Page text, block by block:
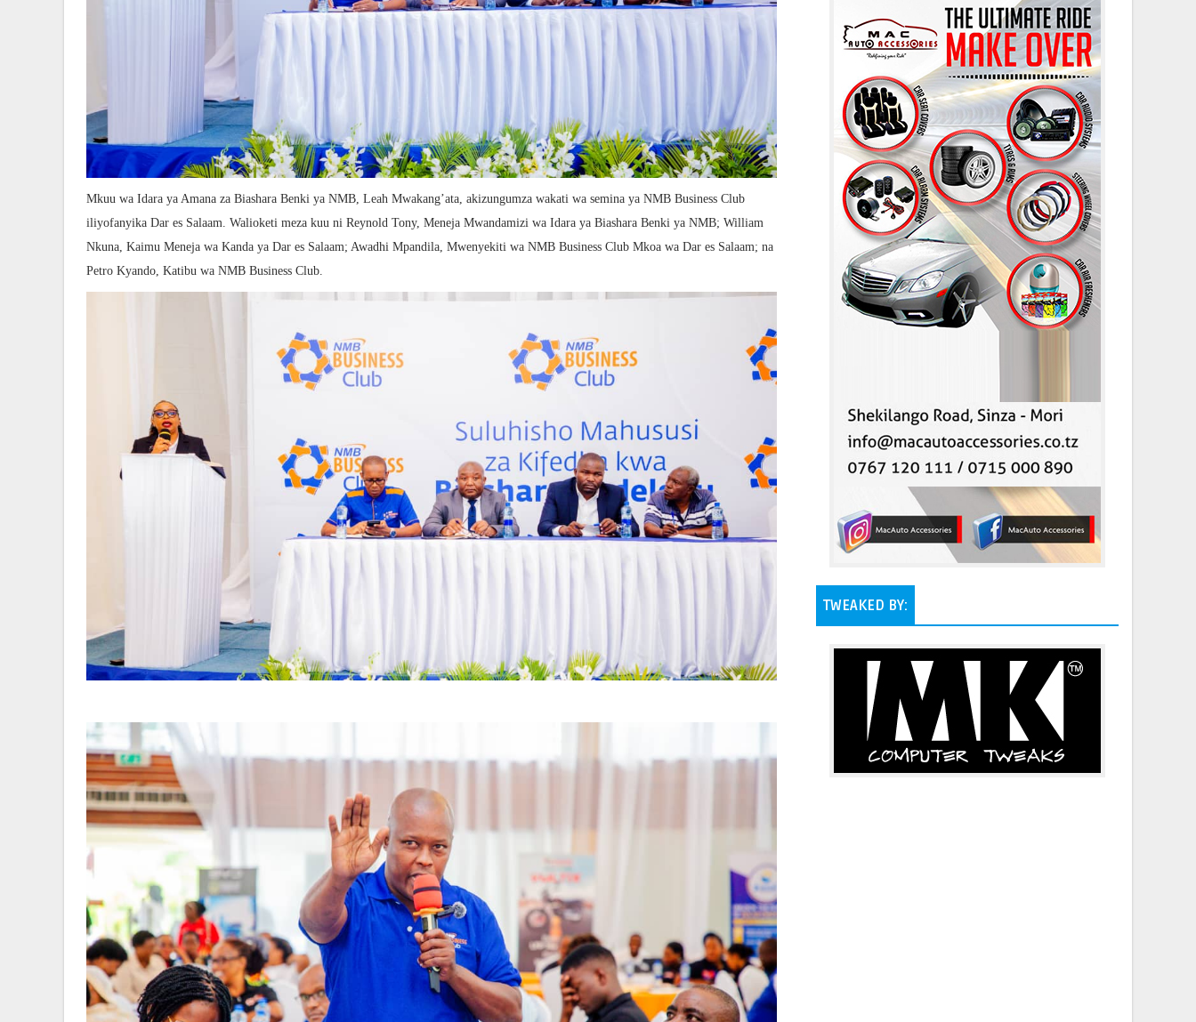
Mkuu wa Idara ya Amana za Biashara Benki ya NMB, Leah Mwakang’ata, akizungumza wakati wa semina ya NMB Business Club
iliyofanyika Dar es Salaam. Walioketi meza kuu ni Reynold Tony, Meneja Mwandamizi wa Idara ya Biashara Benki ya NMB; William
Nkuna, Kaimu Meneja wa Kanda ya Dar es Salaam; Awadhi Mpandila, Mwenyekiti wa NMB Business Club Mkoa wa Dar es Salaam; na
Petro Kyando, Katibu wa NMB Business Club.
TWEAKED BY: